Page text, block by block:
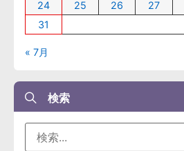
24 25 26 27
31
« 7月
検索